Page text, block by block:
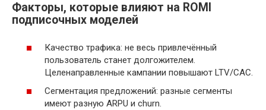
Факторы, которые влияют на ROMI
подписочных моделей
Качество трафика: не весь привлечённый
пользователь станет долгожителем.
Целенаправленные кампании повышают LTV/CAC.
Сегментация предложений: разные сегменты
имеют разную ARPU и churn.